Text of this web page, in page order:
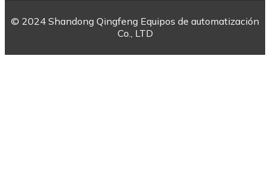
© 2024 Shandong Qingfeng Equipos de automatización
Co., LTD